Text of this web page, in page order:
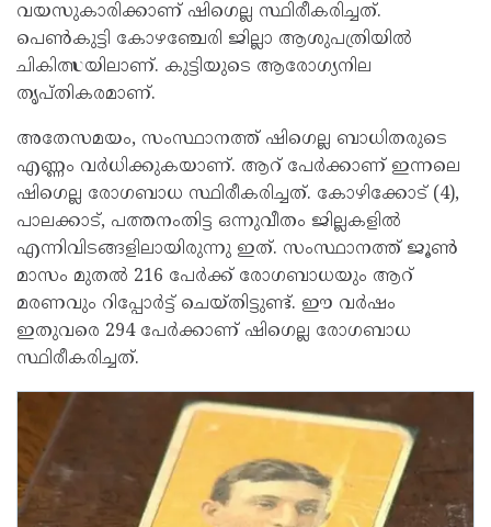
വയസുകാരിക്കാണ് ഷിഗെല്ല സ്ഥിരീകരിച്ചത്.
പെൺകുട്ടി കോഴഞ്ചേരി ജില്ലാ ആശുപത്രിയിൽ
ചികിത്സയിലാണ്. കുട്ടിയുടെ ആരോഗ്യനില
തൃപ്തികരമാണ്.
അതേസമയം, സംസ്ഥാനത്ത് ഷിഗെല്ല ബാധിതരുടെ
എണ്ണം വർധിക്കുകയാണ്. ആറ് പേർക്കാണ് ഇന്നലെ
ഷിഗെല്ല രോഗബാധ സ്ഥിരീകരിച്ചത്. കോഴിക്കോട് (4),
പാലക്കാട്, പത്തനംതിട്ട ഒന്നുവീതം ജില്ലകളിൽ
എന്നിവിടങ്ങളിലായിരുന്നു ഇത്. സംസ്ഥാനത്ത് ജൂൺ
മാസം മുതൽ 216 പേർക്ക് രോഗബാധയും ആറ്
മരണവും റിപ്പോർട്ട് ചെയ്തിട്ടുണ്ട്. ഈ വർഷം
ഇതുവരെ 294 പേർക്കാണ് ഷിഗെല്ല രോഗബാധ
സ്ഥിരീകരിച്ചത്.